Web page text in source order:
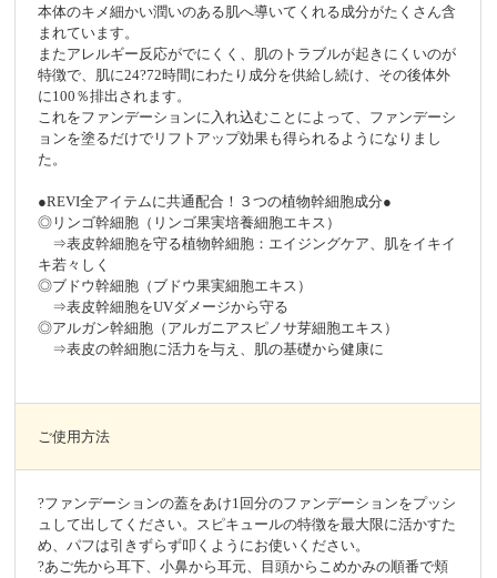
本体のキメ細かい潤いのある肌へ導いてくれる成分がたくさん含
まれています。
またアレルギー反応がでにくく、肌のトラブルが起きにくいのが
特徴で、肌に24?72時間にわたり成分を供給し続け、その後体外
に100％排出されます。
これをファンデーションに入れ込むことによって、ファンデーシ
ョンを塗るだけでリフトアップ効果も得られるようになりまし
た。
●REVI全アイテムに共通配合！３つの植物幹細胞成分●
◎リンゴ幹細胞（リンゴ果実培養細胞エキス）
⇒表皮幹細胞を守る植物幹細胞：エイジングケア、肌をイキイ
キ若々しく
◎ブドウ幹細胞（ブドウ果実細胞エキス）
⇒表皮幹細胞をUVダメージから守る
◎アルガン幹細胞（アルガニアスピノサ芽細胞エキス）
⇒表皮の幹細胞に活力を与え、肌の基礎から健康に
ご使用方法
?ファンデーションの蓋をあけ1回分のファンデーションをプッシ
ュして出してください。スピキュールの特徴を最大限に活かすた
め、パフは引きずらず叩くようにお使いください。
?あご先から耳下、小鼻から耳元、目頭からこめかみの順番で頬